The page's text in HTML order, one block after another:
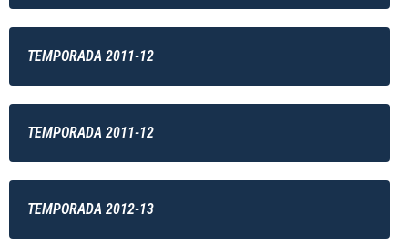
TEMPORADA 2011-12
TEMPORADA 2011-12
TEMPORADA 2012-13